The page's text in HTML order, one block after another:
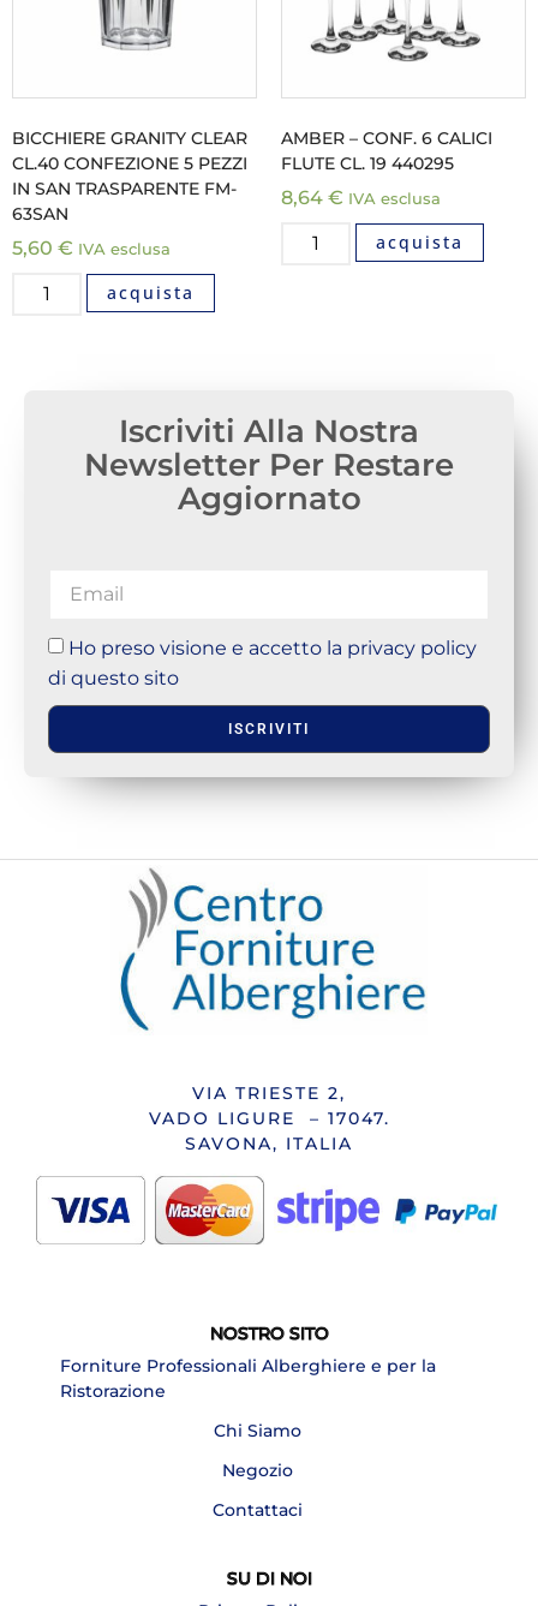
BICCHIERE GRANITY CLEAR
CL.40 CONFEZIONE 5 PEZZI
IN SAN TRASPARENTE FM-
63SAN
5,60 € IVA esclusa
acquista
AMBER – CONF. 6 CALICI
FLUTE CL. 19 440295
8,64 € IVA esclusa
acquista
Iscriviti Alla Nostra
Newsletter Per Restare
Aggiornato
Ho preso visione e accetto la privacy policy
di questo sito
ISCRIVITI
VIA TRIESTE 2,
VADO LIGURE – 17047.
SAVONA, ITALIA
NOSTRO SITO
Forniture Professionali Alberghiere e per la
Ristorazione
Chi Siamo
Negozio
Contattaci
SU DI NOI